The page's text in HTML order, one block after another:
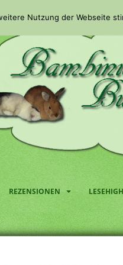
REZENSIONEN
Nutzung der Webseite